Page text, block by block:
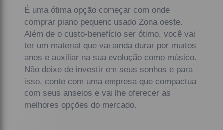
É uma ótima opção começar com onde
comprar piano pequeno usado Zona oeste.
Além de o custo-benefício ser ótimo, você vai
ter um material que vai ainda durar por muitos
anos e auxiliar na sua evolução como músico.
Não deixe de investir em seus sonhos e para
isso, conte com uma empresa que compactua
com seus anseios e vai lhe oferecer as
melhores opções do mercado.